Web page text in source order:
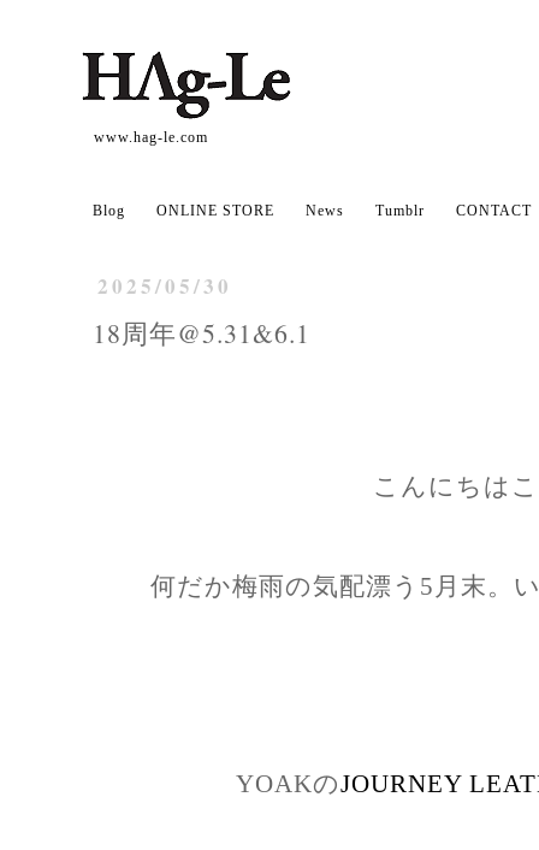
www.hag-le.com
Blog ONLINE STORE News Tumblr CONTACT
2025/05/30
18周年@5.31&6.1
こんにちは
何だか梅雨の気配漂う5月末。
YOAKのJOURNEY